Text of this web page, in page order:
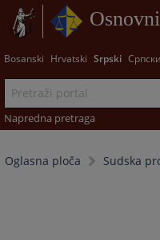
Bosanski Hrvatski Srpski Српски
Napredna pretraga
Oglasna ploča Sudska